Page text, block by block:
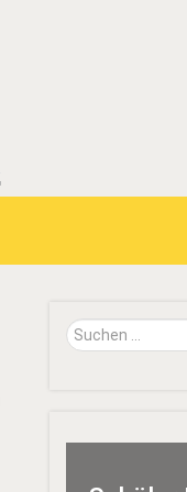
Suchen